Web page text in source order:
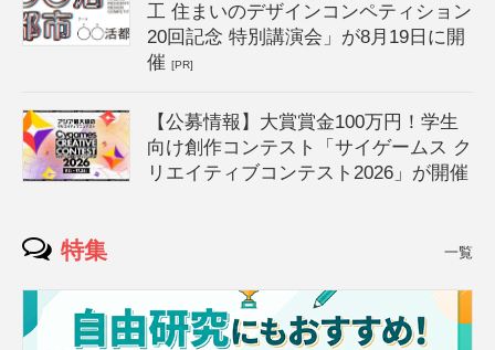
工 住まいのデザインコンペティション
20回記念 特別講演会」が8月19日に開
催[PR]
【公募情報】大賞賞金100万円！学生
向け創作コンテスト「サイゲームス ク
リエイティブコンテスト2026」が開催
特集 一覧